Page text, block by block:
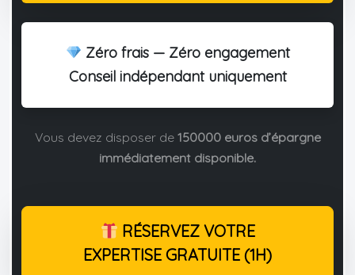
Zéro frais — Zéro engagement
Conseil indépendant uniquement
Vous devez disposer de 150000 euros d’épargne
immédiatement disponible.
RÉSERVEZ VOTRE
EXPERTISE GRATUITE (1H)